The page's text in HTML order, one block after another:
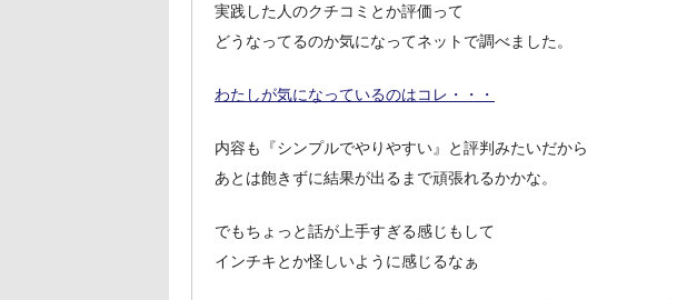
実践した人のクチコミとか評価って
どうなってるのか気になってネットで調べました。
わたしが気になっているのはコレ・・・
内容も『シンプルでやりやすい』と評判みたいだから
あとは飽きずに結果が出るまで頑張れるかかな。
でもちょっと話が上手すぎる感じもして
インチキとか怪しいように感じるなぁ